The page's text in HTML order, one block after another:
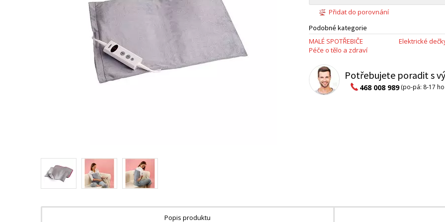
Přidat do porovnání
Podobné kategorie
MALÉ SPOTŘEBIČE
Péče o tělo a zdraví
Elektrické
Potřebujete poradit s
468 008 989(po-pá: 8-17
Popis produktu